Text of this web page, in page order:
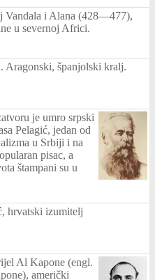
Vandala i Alana (428—477),
u severnoj Africi.
Aragonski, španjolski kralj.
je umro srpski
Pelagić, jedan od
u Srbiji i na
pisac, a
štampani su u
hrvatski izumitelj
Al Kapone (engl.
američki